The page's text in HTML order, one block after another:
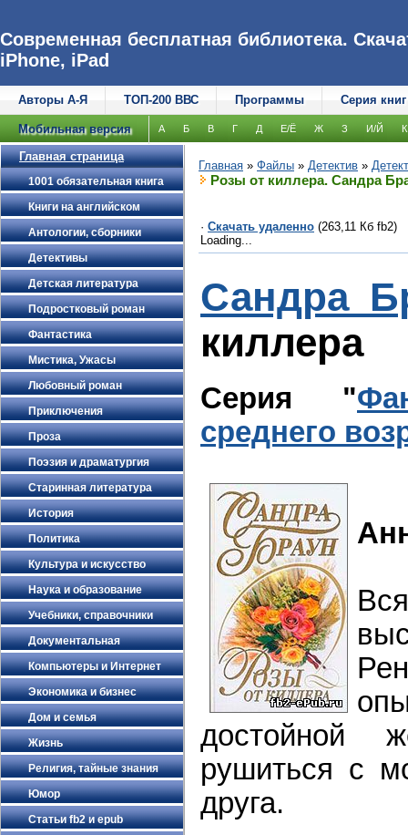
Современная бесплатная библиотека.
iPhone, iPad
Авторы А-Я ТОП-200 ВВС Программы Серия книг
Мобильная версия А Б В Г Д Е/Ё Ж З И/Й К
Главная страница
1001 обязательная книга
Книги на английском
Антологии, сборники
Детективы
Детская литература
Подростковый роман
Фантастика
Мистика, Ужасы
Любовный роман
Приключения
Проза
Поэзия и драматургия
Старинная литература
История
Политика
Культура и искусство
Наука и образование
Учебники, справочники
Документальная
Компьютеры и Интернет
Экономика и бизнес
Дом и семья
Жизнь
Религия, тайные знания
Юмор
Статьи fb2 и epub
Главная » Файлы » Детектив »
Розы от киллера. Сандра
· Скачать удаленно (263,11 Кб fb2)
Loading...
Сандра
киллера
Серия "
среднего
достойной
рушиться с
друга.